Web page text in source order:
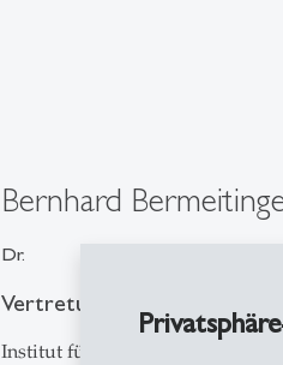
Bernhard
Dr.
Vertretung Gruppierung
Institut für Computer Science in